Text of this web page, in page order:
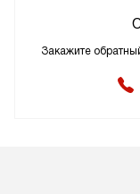
Закажите